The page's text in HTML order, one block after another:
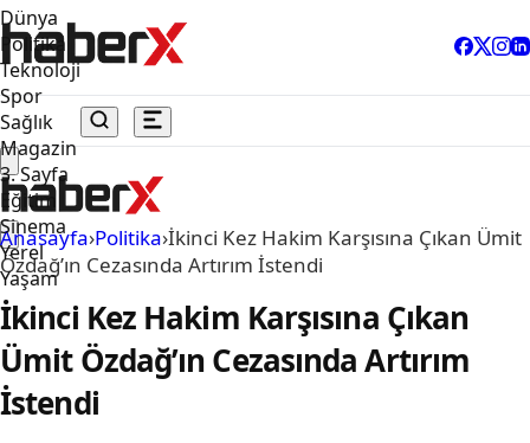
Dünya
Politika
Teknoloji
Spor
Sağlık
Magazin
3. Sayfa
Eğitim
Sinema
Yerel
Yaşam
Anasayfa›Politika›İkinci Kez Hakim Karşısına Çıkan Ümit
Özdağ’ın Cezasında Artırım İstendi
İkinci Kez Hakim Karşısına Çıkan
Ümit Özdağ’ın Cezasında Artırım
İstendi